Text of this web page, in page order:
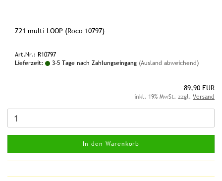
Z21 multi LOOP (Roco 10797)
Art.Nr.: R10797
Lieferzeit:
3-5 Tage nach Zahlungseingang (Ausland abweichend)
89,90 EUR
inkl. 19% MwSt. zzgl. Versand
In den Warenkorb